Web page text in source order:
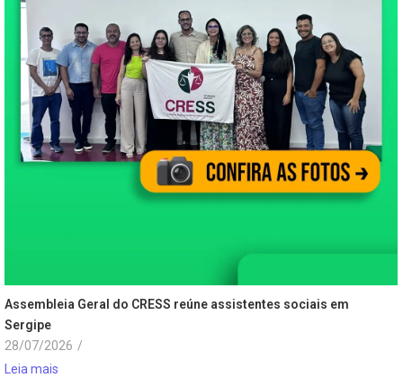
Assembleia Geral do CRESS reúne assistentes sociais em
Sergipe
28/07/2026 /
Leia mais